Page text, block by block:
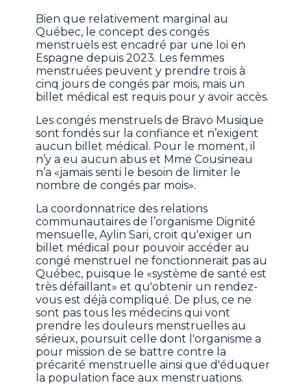
Bien que relativement marginal au
Québec, le concept des congés
menstruels est encadré par une loi en
Espagne depuis 2023. Les femmes
menstruées peuvent y prendre trois à
cinq jours de congés par mois, mais un
billet médical est requis pour y avoir accès.
Les congés menstruels de Bravo Musique
sont fondés sur la confiance et n’exigent
aucun billet médical. Pour le moment, il
n’y a eu aucun abus et Mme Cousineau
n’a «jamais senti le besoin de limiter le
nombre de congés par mois».
La coordonnatrice des relations
communautaires de l’organisme Dignité
mensuelle, Aylin Sari, croit qu'exiger un
billet médical pour pouvoir accéder au
congé menstruel ne fonctionnerait pas au
Québec, puisque le «système de santé est
très défaillant» et qu'obtenir un rendez-
vous est déjà compliqué. De plus, ce ne
sont pas tous les médecins qui vont
prendre les douleurs menstruelles au
sérieux, poursuit celle dont l'organisme a
pour mission de se battre contre la
précarité menstruelle ainsi que d'éduquer
la population face aux menstruations.